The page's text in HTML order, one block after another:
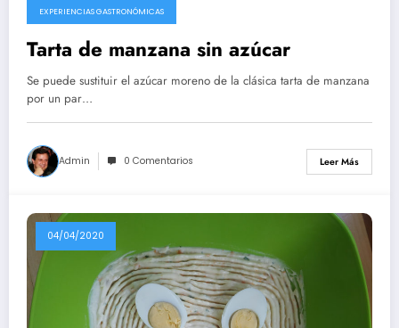
EXPERIENCIAS GASTRONÓMICAS
Tarta de manzana sin azúcar
Se puede sustituir el azúcar moreno de la clásica tarta de manzana
por un par…
Admin 0 Comentarios Leer Más
04/04/2020